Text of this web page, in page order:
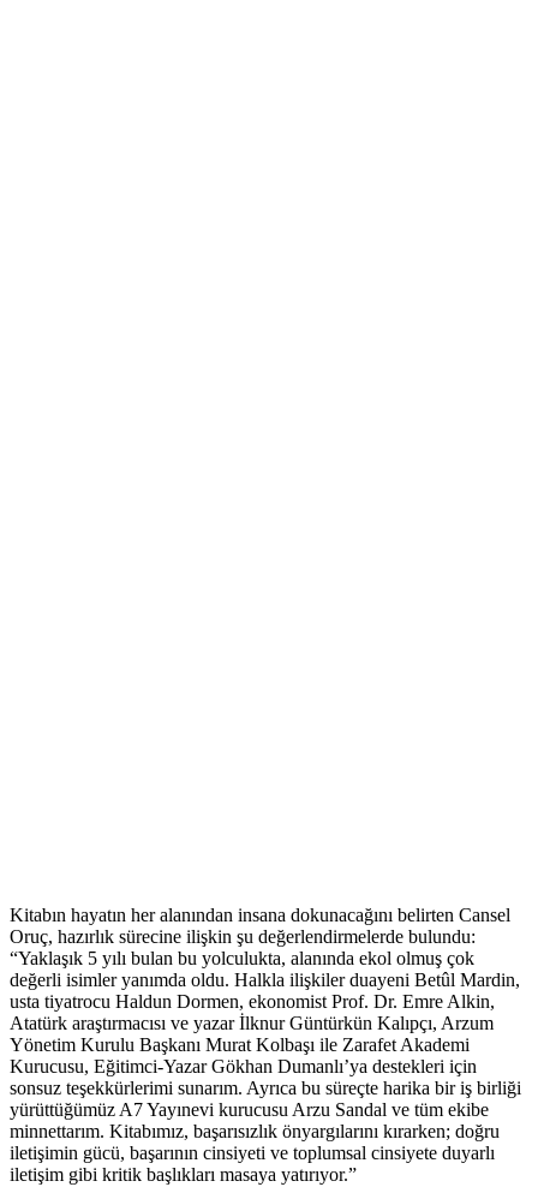
Kitabın hayatın her alanından insana dokunacağını belirten Cansel
Oruç, hazırlık sürecine ilişkin şu değerlendirmelerde bulundu:
“Yaklaşık 5 yılı bulan bu yolculukta, alanında ekol olmuş çok
değerli isimler yanımda oldu. Halkla ilişkiler duayeni Betûl Mardin,
usta tiyatrocu Haldun Dormen, ekonomist Prof. Dr. Emre Alkin,
Atatürk araştırmacısı ve yazar İlknur Güntürkün Kalıpçı, Arzum
Yönetim Kurulu Başkanı Murat Kolbaşı ile Zarafet Akademi
Kurucusu, Eğitimci-Yazar Gökhan Dumanlı’ya destekleri için
sonsuz teşekkürlerimi sunarım. Ayrıca bu süreçte harika bir iş birliği
yürüttüğümüz A7 Yayınevi kurucusu Arzu Sandal ve tüm ekibe
minnettarım. Kitabımız, başarısızlık önyargılarını kırarken; doğru
iletişimin gücü, başarının cinsiyeti ve toplumsal cinsiyete duyarlı
iletişim gibi kritik başlıkları masaya yatırıyor.”